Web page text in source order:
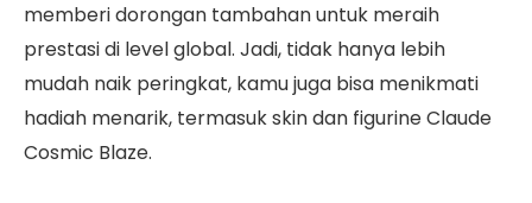
memberi dorongan tambahan untuk meraih
prestasi di level global. Jadi, tidak hanya lebih
mudah naik peringkat, kamu juga bisa menikmati
hadiah menarik, termasuk skin dan figurine Claude
Cosmic Blaze.